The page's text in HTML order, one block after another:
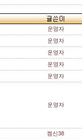
운영자
운영자
운영자
운영자
운영자
운영자
켐신38